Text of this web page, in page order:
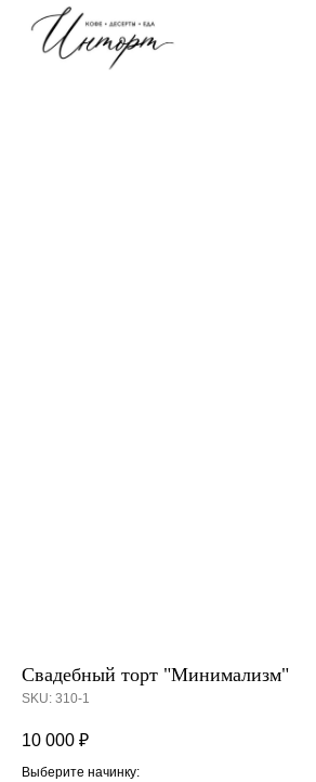
Свадебный торт "Минимализм"
SKU: 310-1
10 000 ₽
Выберите начинку: